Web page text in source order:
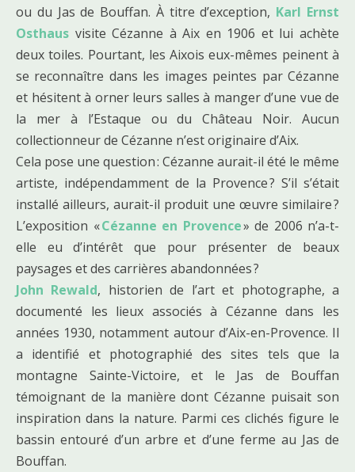
ou du Jas de Bouffan. À titre d’exception, Karl Ernst
Osthaus visite Cézanne à Aix en 1906 et lui achète
deux toiles. Pourtant, les Aixois eux-mêmes peinent à
se reconnaître dans les images peintes par Cézanne
et hésitent à orner leurs salles à manger d’une vue de
la mer à l’Estaque ou du Château Noir. Aucun
collectionneur de Cézanne n’est originaire d’Aix.
Cela pose une question : Cézanne aurait-il été le même
artiste, indépendamment de la Provence ? S’il s’était
installé ailleurs, aurait-il produit une œuvre similaire ?
L’exposition «Cézanne en Provence» de 2006 n’a-t-
elle eu d’intérêt que pour présenter de beaux
paysages et des carrières abandonnées ?
John Rewald, historien de l’art et photographe, a
documenté les lieux associés à Cézanne dans les
années 1930, notamment autour d’Aix-en-Provence. Il
a identifié et photographié des sites tels que la
montagne Sainte-Victoire, et le Jas de Bouffan
témoignant de la manière dont Cézanne puisait son
inspiration dans la nature. Parmi ces clichés figure le
bassin entouré d’un arbre et d’une ferme au Jas de
Bouffan.